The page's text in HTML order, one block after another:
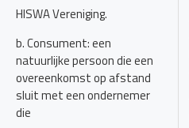
HISWA Vereniging.
b. Consument: een
natuurlijke persoon die een
overeenkomst op afstand
sluit met een ondernemer
die